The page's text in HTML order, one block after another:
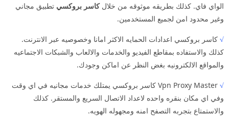
الواي فاي. كذلك بطريقه موثوقه من خلالكاسر بروكسي تطبيق مجاني
وغير محدود امن لجميع المستخدمين.
√ كاسر بروكسي اعدادات الحمايه الاكثر امانا وخصوصيه عبر الانترنت.
كذلك والاستفاده بمقاطع الفيديو والخدمات والالعاب والشبكات الاجتماعيه
والمواقع الالكترونيه بغض النظر عن اماكن وجودك.
√
Vpn Proxy Master كاسر بروكسي يمتلك خدمات مجانيه في اي وقت
وفي اي مكان بنقره واحده لاعداد الاتصال السريع والمستقر. كذلك
والاستمتاع بتجربه التصفح امنه ومجهوله الهويه.